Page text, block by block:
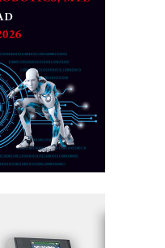
toplinsku
pravca MINI-
metrologije
vođena
prototipova